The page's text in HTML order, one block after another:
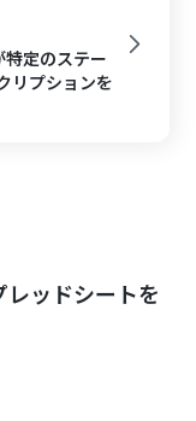
定のステー
リプションを
ッドシートを